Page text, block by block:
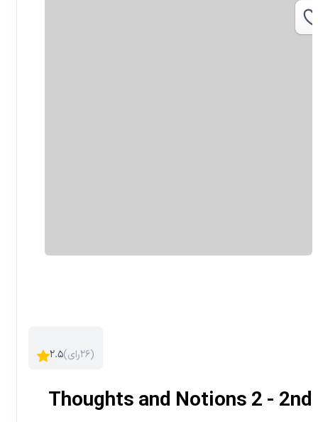
Thoughts and Notions 2 - 2nd
۲.۵( ۲۶رای )